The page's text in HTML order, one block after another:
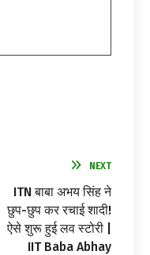
NEXT
ITN बाबा अभय सिंह ने
छुप-छुप कर रचाई शादी!
ऐसे शुरू हुई लव स्टोरी |
IIT Baba Abhay